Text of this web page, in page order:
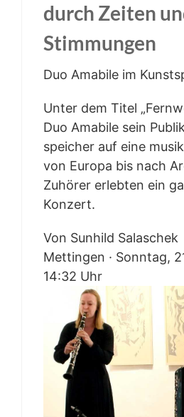
durch Zei­ten
Stimmungen
Duo Ama­bi­le im
Unter dem Titel
Duo Ama­bi­le sein
spei­cher auf eine
von Euro­pa bis nach
Zuhö­rer erleb­ten ein
Konzert.
Von Sun­hild Sala­schek
Mett­in­gen · Sonn­tag,
14:32 Uhr